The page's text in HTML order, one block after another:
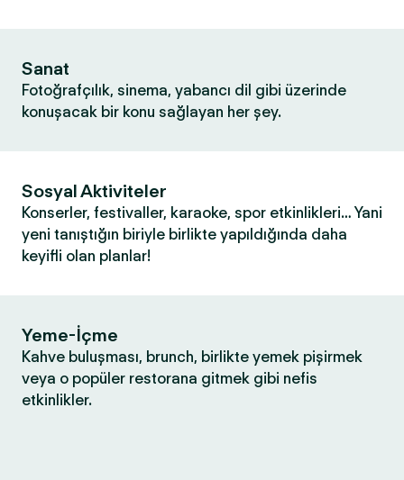
Sanat
Fotoğrafçılık, sinema, yabancı dil gibi üzerinde
konuşacak bir konu sağlayan her şey.
Sosyal Aktiviteler
Konserler, festivaller, karaoke, spor etkinlikleri… Yani
yeni tanıştığın biriyle birlikte yapıldığında daha
keyifli olan planlar!
Yeme-İçme
Kahve buluşması, brunch, birlikte yemek pişirmek
veya o popüler restorana gitmek gibi nefis
etkinlikler.